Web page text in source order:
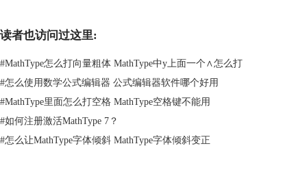
3.标尺消失后就恢复了你习惯的窗口界面了。
读者也访问过这里:
#MathType怎么打向量粗体 MathType中y上面一个∧怎么打
#怎么使用数学公式编辑器 公式编辑器软件哪个好用
#MathType里面怎么打空格 MathType空格键不能用
#如何注册激活MathType 7？
#怎么让MathType字体倾斜 MathType字体倾斜变正